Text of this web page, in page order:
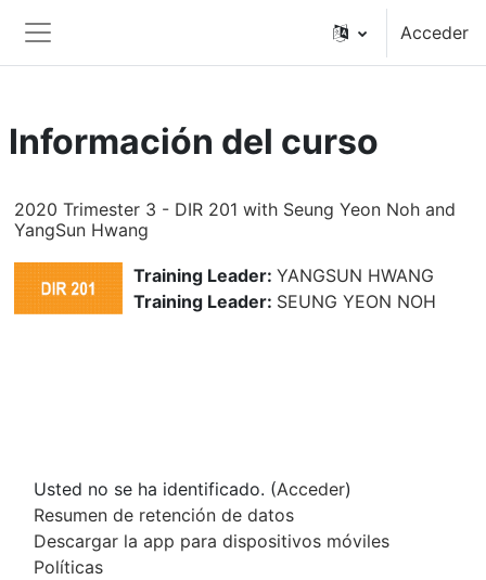
Panel lateral
Acceder
Información del curso
2020 Trimester 3 - DIR 201 with Seung Yeon Noh and
YangSun Hwang
Training Leader: YANGSUN HWANG
Training Leader: SEUNG YEON NOH
Usted no se ha identificado. (Acceder)
Resumen de retención de datos
Descargar la app para dispositivos móviles
Políticas